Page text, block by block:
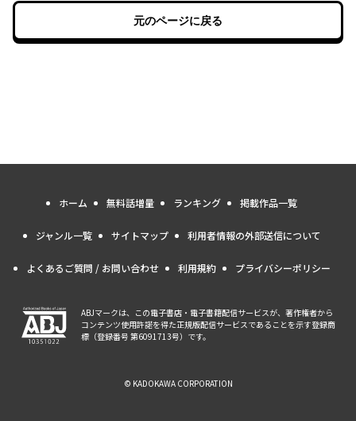
元のページに戻る
ホーム 無料話増量 ランキング 掲載作品一覧
ジャンル一覧 サイトマップ 利用者情報の外部送信について
よくあるご質問 / お問い合わせ 利用規約 プライバシーポリシー
ABJマークは、この電子書店・電子書籍配信サービスが、著作権者から
コンテンツ使用許諾を得た正規版配信サービスであることを示す登録商
標（登録番号 第6091713号）です。
© KADOKAWA CORPORATION